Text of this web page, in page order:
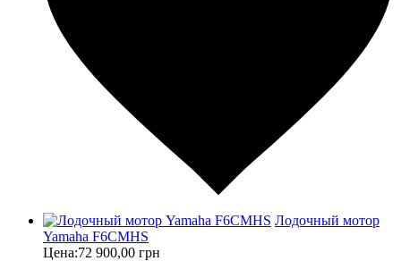
Лодочный мотор
Yamaha F6CMHS
Цена:72 900,00 грн